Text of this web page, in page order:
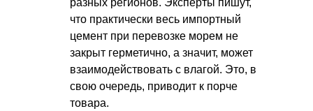
разных регионов. Эксперты пишут,
что практически весь импортный
цемент при перевозке морем не
закрыт герметично, а значит, может
взаимодействовать с влагой. Это, в
свою очередь, приводит к порче
товара.